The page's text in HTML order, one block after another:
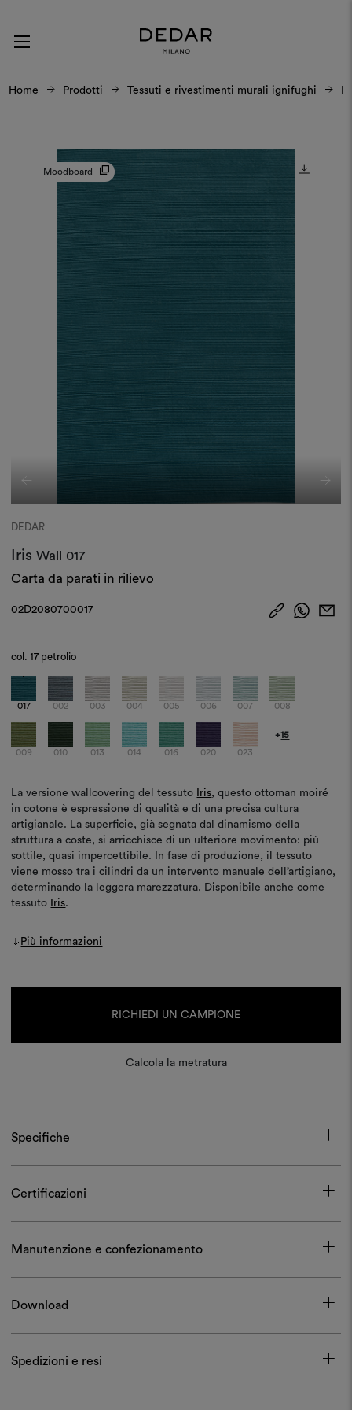
Home Prodotti Tessuti e rivestimenti murali ignifughi
Moodboard
DEDAR
IrisWall
017
Carta da parati in rilievo
02D2080700017
col.17 petrolio
017 002 003 004 005 006 007 008
009 010 013 014 016 020 023
+15
La versione wallcovering del tessuto Iris, questo ottoman moiré
in cotone è espressione di qualità e di una precisa cultura
artigianale. La superficie, già segnata dal dinamismo della
struttura a coste, si arricchisce di un ulteriore movimento: più
sottile, quasi impercettibile. In fase di produzione, il tessuto
viene mosso tra i cilindri da un intervento manuale dell’artigiano,
determinando la leggera marezzatura. Disponibile anche come
tessuto
Iris.
Più informazioni
RICHIEDI UN CAMPIONE
Calcola la metratura
Specifiche
Certificazioni
Manutenzione e confezionamento
Download
Spedizioni e resi